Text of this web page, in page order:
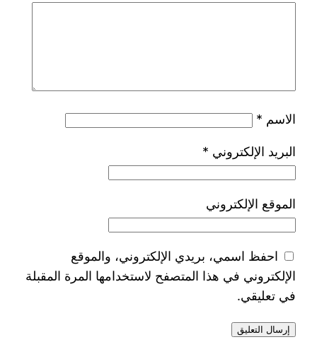
الاسم *
البريد الإلكتروني *
الموقع الإلكتروني
احفظ اسمي، بريدي الإلكتروني، والموقع
الإلكتروني في هذا المتصفح لاستخدامها المرة المقبلة
في تعليقي.